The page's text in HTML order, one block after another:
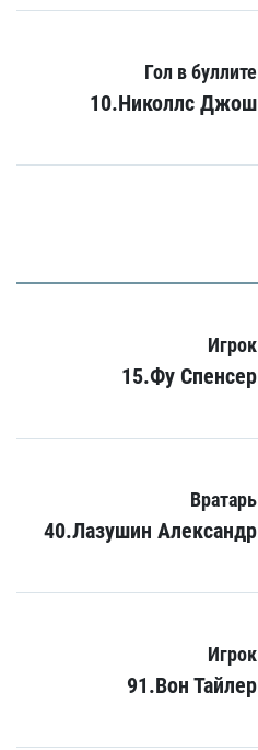
Гол в буллите
10.Николлс Джош
Игрок
15.Фу Спенсер
Вратарь
40.Лазушин Александр
Игрок
91.Вон Тайлер